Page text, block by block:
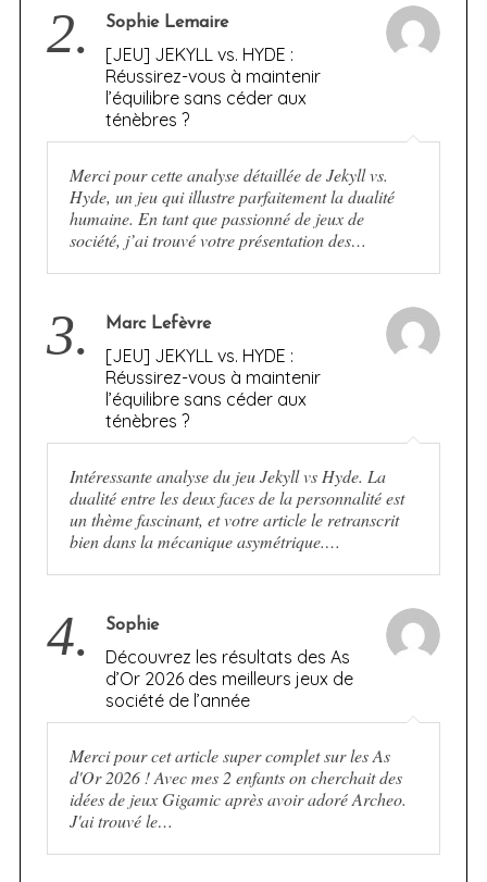
2. Sophie Lemaire
[JEU] JEKYLL vs. HYDE :
Réussirez-vous à maintenir
l’équilibre sans céder aux
ténèbres ?
Merci pour cette analyse détaillée de Jekyll vs.
Hyde, un jeu qui illustre parfaitement la dualité
humaine. En tant que passionné de jeux de
société, j’ai trouvé votre présentation des…
3. Marc Lefèvre
[JEU] JEKYLL vs. HYDE :
Réussirez-vous à maintenir
l’équilibre sans céder aux
ténèbres ?
Intéressante analyse du jeu Jekyll vs Hyde. La
dualité entre les deux faces de la personnalité est
un thème fascinant, et votre article le retranscrit
bien dans la mécanique asymétrique.…
4. Sophie
Découvrez les résultats des As
d’Or 2026 des meilleurs jeux de
société de l’année
Merci pour cet article super complet sur les As
d'Or 2026 ! Avec mes 2 enfants on cherchait des
idées de jeux Gigamic après avoir adoré Archeo.
J'ai trouvé le…